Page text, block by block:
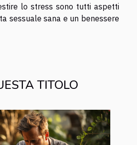
lo stress sono tutti aspetti
sessuale sana e un benessere
TITOLO